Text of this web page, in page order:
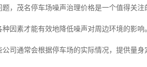
，茂名停车场噪声治理价格是一个值得关注
因素才能有效地降低噪声对周边环境的影
司通常会根据停车场的实际情况，提供量